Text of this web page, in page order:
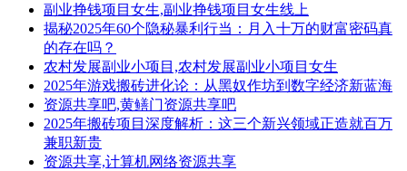
副业挣钱项目女生,副业挣钱项目女生线上
揭秘2025年60个隐秘暴利行当：月入十万的财富密码真
的存在吗？
农村发展副业小项目,农村发展副业小项目女生
2025年游戏搬砖进化论：从黑奴作坊到数字经济新蓝海
资源共享吧,黄鳝门资源共享吧
2025年搬砖项目深度解析：这三个新兴领域正造就百万
兼职新贵
资源共享,计算机网络资源共享